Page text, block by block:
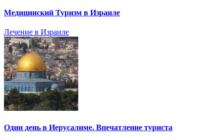
Медицинский Туризм в Израиле
Лечение в Израиле
Один день в Иерусалиме. Впечатление туриста